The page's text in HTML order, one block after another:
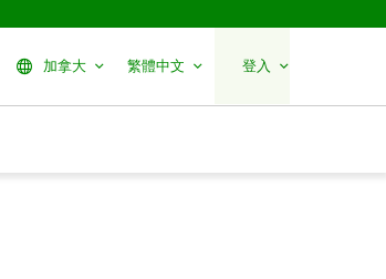
們幫助 加拿大 繁體中文 登入